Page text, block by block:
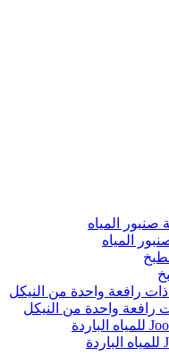
المياه
واحدة من النيكل